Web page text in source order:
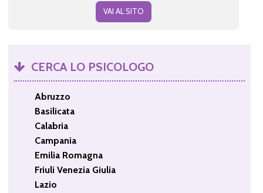
VAI AL SITO
CERCA LO PSICOLOGO
Abruzzo
Basilicata
Calabria
Campania
Emilia Romagna
Friuli Venezia Giulia
Lazio